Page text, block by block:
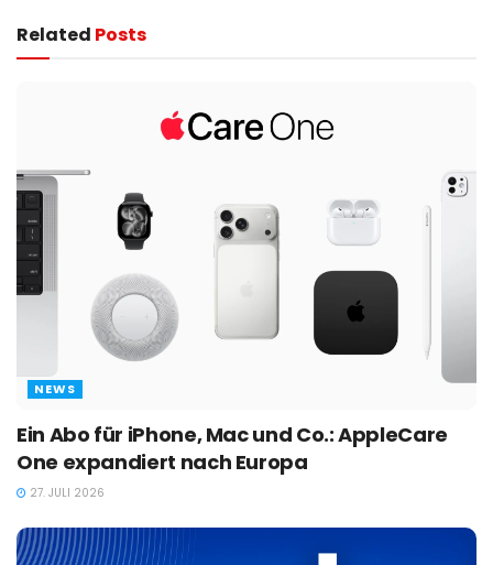
Related Posts
NEWS
Ein Abo für iPhone, Mac und Co.: AppleCare
One expandiert nach Europa
27. JULI 2026